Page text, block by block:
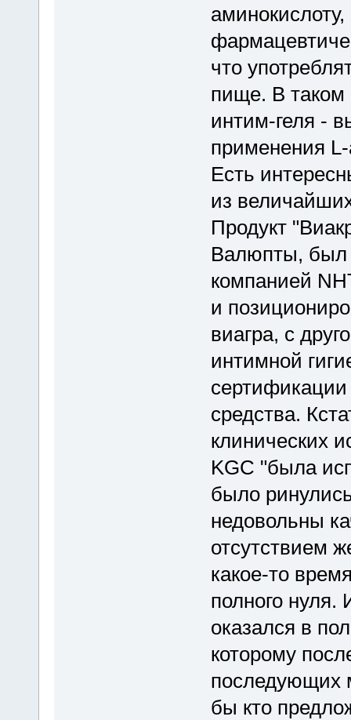
что
пище. В таком
интим-геля -
применения
Есть
из
Продукт
Валюпты, был
компанией
и
виагра, с
интимной
сертификации
средства.
клинических
KGC "была
было
недовольны
отсутствием
какое-то
полного нуля.
оказался в
которому
последующих
бы кто